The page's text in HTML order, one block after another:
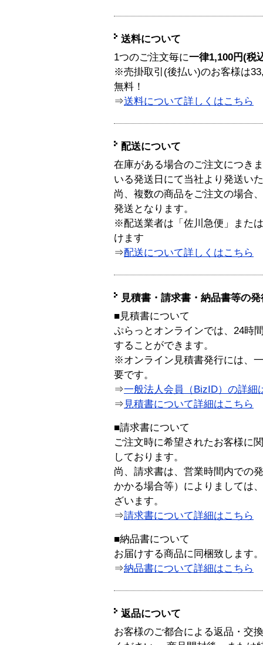
送料について
1つのご注文毎に一律1,100円(税
※売掛取引(後払い)のお客様は
無料！
⇒送料について詳しくはこちら
配送について
在庫がある場合のご注文につき
いる発送日にて当社より発送い
尚、複数の商品をご注文の場合
発送となります。
※配送業者は「佐川急便」また
けます
⇒配送について詳しくはこちら
見積書・請求書・納品書等の
■見積書について
ぷらっとオンラインでは、24時
することができます。
※オンライン見積書発行には、
要です。
⇒一般法人会員（BizID）の詳細
⇒ 見積書について詳細はこちら
■請求書について
ご注文時に希望されたお客様に
しております。
尚、請求書は、営業時間内での
かかる場合等）によりましては
ざいます。
⇒請求書について詳細はこちら
■納品書について
お届けする商品に同梱致します。
⇒納品書について詳細はこちら
返品について
お客様のご都合による返品・交